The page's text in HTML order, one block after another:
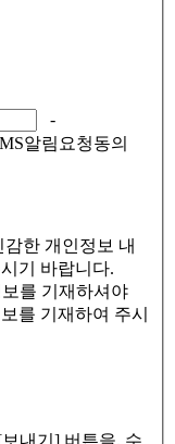
-
알림요청동의
한 개인정보 내
기 바랍니다.
를 기재하셔야
를 기재하여 주시
내기] 버튼을, 수